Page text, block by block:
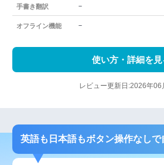
手書き翻訳 －
オフライン機能 －
使い方・詳細を見
レビュー更新日:2026年06
英語も日本語もボタン操作なしで